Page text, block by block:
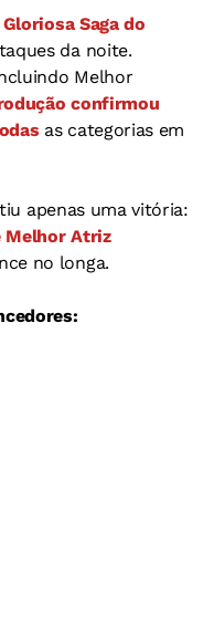
Saga do
da noite.
Melhor
confirmou
as categorias em
apenas uma vitória:
Melhor Atriz
no longa.